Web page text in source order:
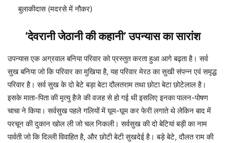
बुलाकीदास (मदरसे में नौकर)
‘देवरानी जेठानी की कहानी’ उपन्यास का सारांश
उपन्यास एक अग्रवाल बनिया परिवार को प्रस्तुत करता हुआ आगे बढ़ता है। सर्व
सुख बनिया जो कि परिवार का मुखिया है, यह परिवार मेरठ का सुखी संपन्न एवं समृद्ध
परिवार है। सर्व सुख के दो बेटे बड़ा बेटा दौलतराम तथा छोटा बेटा छोटेलाल है।
इसके माता-पिता की मृत्यु हैजे की वजह से हो गई थी इसलिए इनका पालन-पोषण
चाचा ने किया। सर्वसुख पहले गलियों में घूम-घूम कर फेरी लगाते थे लेकिन बाद में
परचून की दुकान खोल ली जो चल निकली। सर्वसुख की दो बेटियां बड़ी का नाम
पार्वती जो कि दिल्ली विवाहित है, और छोटी बेटी सुखदेई है। बड़े बेटे, दौलत राम की